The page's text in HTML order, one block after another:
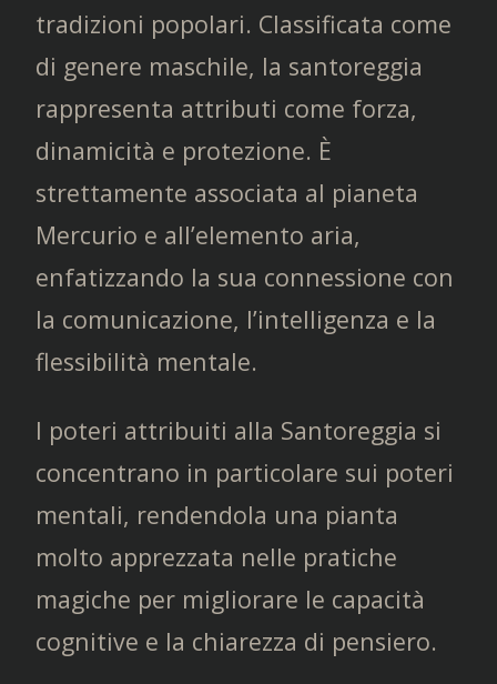
tradizioni popolari. Classificata come
di genere maschile, la santoreggia
rappresenta attributi come forza,
dinamicità e protezione. È
strettamente associata al pianeta
Mercurio e all’elemento aria,
enfatizzando la sua connessione con
la comunicazione, l’intelligenza e la
flessibilità mentale.
I poteri attribuiti alla Santoreggia si
concentrano in particolare sui poteri
mentali, rendendola una pianta
molto apprezzata nelle pratiche
magiche per migliorare le capacità
cognitive e la chiarezza di pensiero.